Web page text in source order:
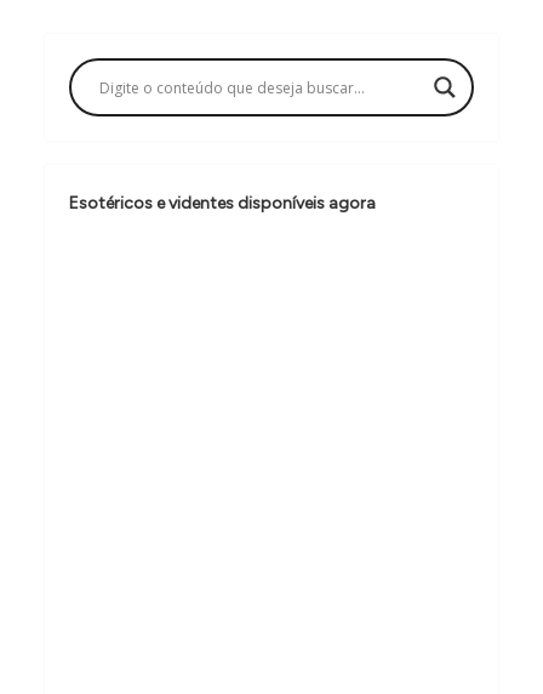
ç
ã
d
Esotéricos e videntes disponíveis agora